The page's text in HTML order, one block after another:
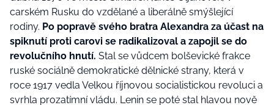
carském Rusku do vzdělané a liberálně smýšlející
rodiny. Po popravě svého bratra Alexandra za účast na
spiknutí proti carovi se radikalizoval a zapojil se do
revolučního hnutí. Stal se vůdcem bolševické frakce
ruské sociálně demokratické dělnické strany, která v
roce 1917 vedla Velkou říjnovou socialistickou revoluci a
svrhla prozatímní vládu. Lenin se poté stal hlavou nově